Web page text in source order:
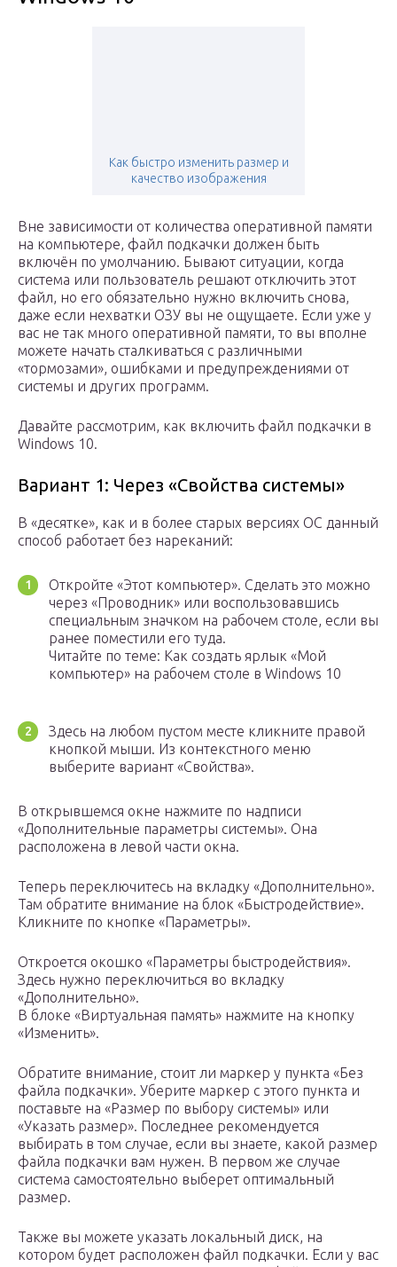
Как быстро изменить размер и
качество изображения
Вне зависимости от количества оперативной памяти
на компьютере, файл подкачки должен быть
включён по умолчанию. Бывают ситуации, когда
система или пользователь решают отключить этот
файл, но его обязательно нужно включить снова,
даже если нехватки ОЗУ вы не ощущаете. Если уже у
вас не так много оперативной памяти, то вы вполне
можете начать сталкиваться с различными
«тормозами», ошибками и предупреждениями от
системы и других программ.
Давайте рассмотрим, как включить файл подкачки в
Windows 10.
Вариант 1: Через «Свойства системы»
В «десятке», как и в более старых версиях ОС данный
способ работает без нареканий:
Откройте «Этот компьютер». Сделать это можно
через «Проводник» или воспользовавшись
специальным значком на рабочем столе, если вы
ранее поместили его туда.
Читайте по теме: Как создать ярлык «Мой
компьютер» на рабочем столе в Windows 10
Здесь на любом пустом месте кликните правой
кнопкой мыши. Из контекстного меню
выберите вариант «Свойства».
В открывшемся окне нажмите по надписи
«Дополнительные параметры системы». Она
расположена в левой части окна.
Теперь переключитесь на вкладку «Дополнительно».
Там обратите внимание на блок «Быстродействие».
Кликните по кнопке «Параметры».
Откроется окошко «Параметры быстродействия».
Здесь нужно переключиться во вкладку
«Дополнительно».
В блоке «Виртуальная память» нажмите на кнопку
«Изменить».
Обратите внимание, стоит ли маркер у пункта «Без
файла подкачки». Уберите маркер с этого пункта и
поставьте на «Размер по выбору системы» или
«Указать размер». Последнее рекомендуется
выбирать в том случае, если вы знаете, какой размер
файла подкачки вам нужен. В первом же случае
система самостоятельно выберет оптимальный
размер.
Также вы можете указать локальный диск, на
котором будет расположен файл подкачки. Если у вас